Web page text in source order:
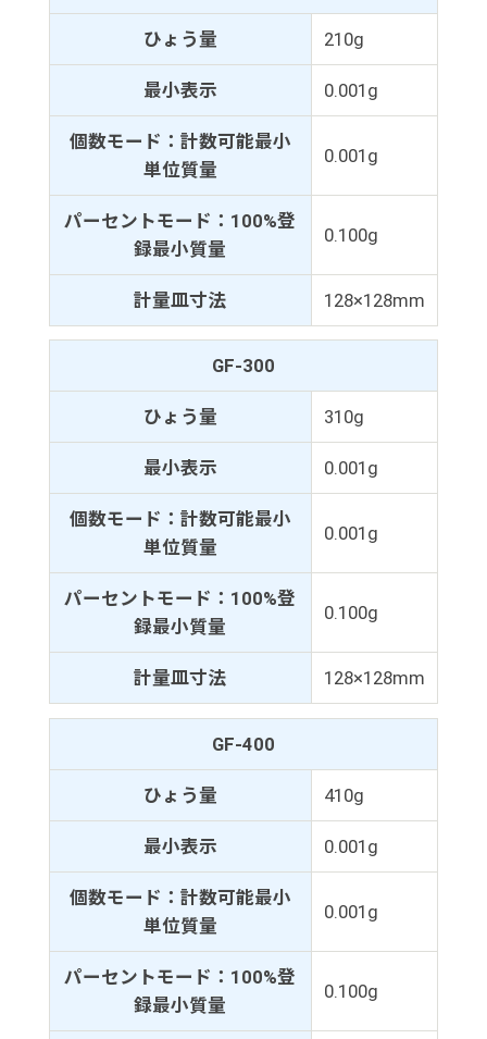
ひょう量 210g
最小表示 0.001g
個数モード：計数可能最小
単位質量
0.001g
パーセントモード：100%登
録最小質量
0.100g
計量皿寸法 128×128mm
GF-300
ひょう量 310g
最小表示 0.001g
個数モード：計数可能最小
単位質量
0.001g
パーセントモード：100%登
録最小質量
0.100g
計量皿寸法 128×128mm
GF-400
ひょう量 410g
最小表示 0.001g
個数モード：計数可能最小
単位質量
0.001g
パーセントモード：100%登
録最小質量
0.100g